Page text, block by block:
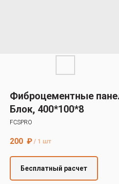
Фиброцементные
Блок, 400*100*8
FCSPRO
200 ₽ / 1 шт
Бесплатный расчет